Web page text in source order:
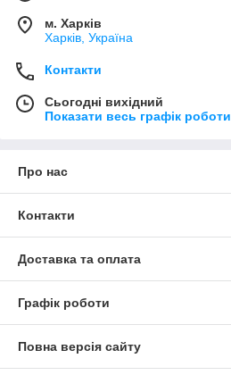
м. Харків
Харків, Україна
Контакти
Сьогодні вихідний
Показати весь графік роботи
Про нас
Контакти
Доставка та оплата
Графік роботи
Повна версія сайту